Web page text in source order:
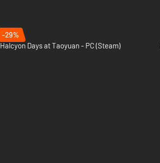
-29%
Halcyon Days at Taoyuan - PC (Steam)